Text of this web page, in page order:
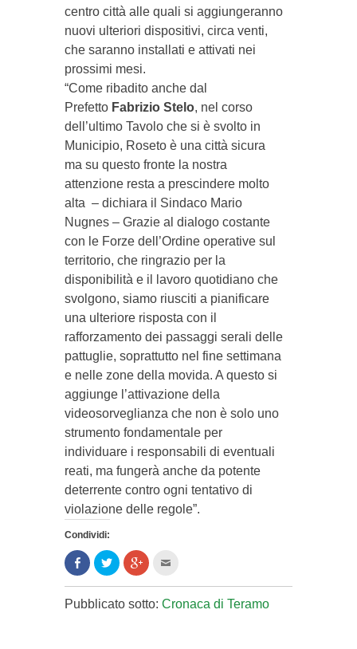
centro città alle quali si aggiungeranno
nuovi ulteriori dispositivi, circa venti,
che saranno installati e attivati nei
prossimi mesi.
“Come ribadito anche dal
Prefetto Fabrizio Stelo, nel corso
dell’ultimo Tavolo che si è svolto in
Municipio, Roseto è una città sicura
ma su questo fronte la nostra
attenzione resta a prescindere molto
alta – dichiara il Sindaco Mario
Nugnes – Grazie al dialogo costante
con le Forze dell’Ordine operative sul
territorio, che ringrazio per la
disponibilità e il lavoro quotidiano che
svolgono, siamo riusciti a pianificare
una ulteriore risposta con il
rafforzamento dei passaggi serali delle
pattuglie, soprattutto nel fine settimana
e nelle zone della movida. A questo si
aggiunge l’attivazione della
videosorveglianza che non è solo uno
strumento fondamentale per
individuare i responsabili di eventuali
reati, ma fungerà anche da potente
deterrente contro ogni tentativo di
violazione delle regole”.
Condividi:
Condividi
su
Facebook
(Si
apre
in
Clicca
per
condividere
su
Twitter
(Si
Clicca
per
su
Google+
(Si
l'articolo
via
mail
Pubblicato sotto: Cronaca di Teramo